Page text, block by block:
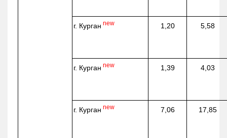
г. Курган new 1,20 5,58
г. Курган new 1,39 4,03
г. Курган new 7,06 17,85